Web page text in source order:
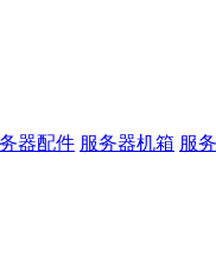
器配件 服务器机箱 服